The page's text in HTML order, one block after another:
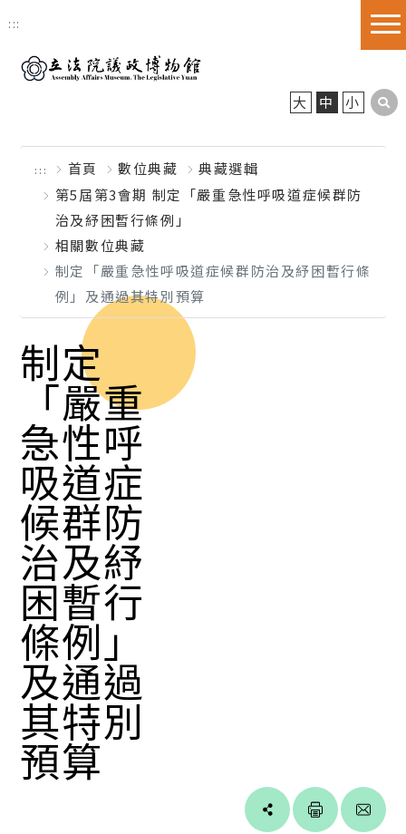
跳到主要內容區塊
:::
大 中 小
::: 首頁 數位典藏
典藏選輯
第5屆第3會期 制定「嚴重急性呼吸道症候群防
治及紓困暫行條例」
相關數位典藏
制定「嚴重急性呼吸道症候群防治及紓困暫行條
例」及通過其特別預算
制定
「嚴重
急性呼
吸道症
候群防
治及紓
困暫行
條例」
及通過
其特別
預算
Line